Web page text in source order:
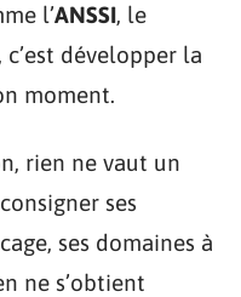
l’ANSSI, le
c’est développer la
moment.
rien ne vaut un
ses
ses domaines à
ne s’obtient